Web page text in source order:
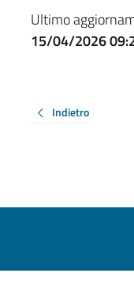
Ultimo
15/04/2026
Indietro